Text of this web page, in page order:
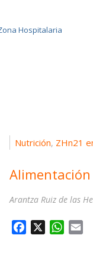
Nutrición, ZHn21
Arantza Ruiz de las
W